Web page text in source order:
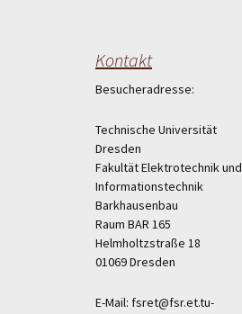
Kontakt
Besucheradresse:
Technische Universität
Dresden
Fakultät Elektrotechnik und
Informationstechnik
Barkhausenbau
Raum BAR 165
Helmholtzstraße 18
01069 Dresden
E-Mail: fsret@fsr.et.tu-